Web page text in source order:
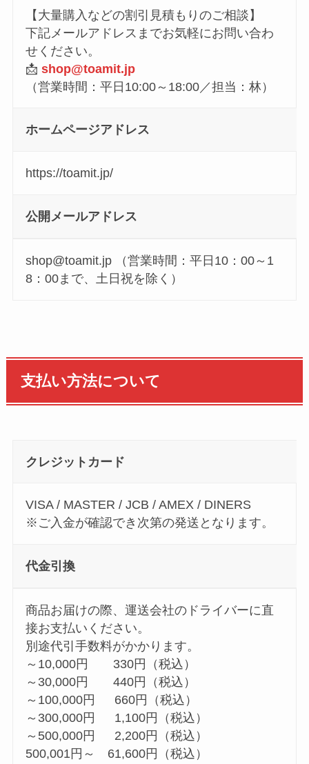
【大量購入などの割引見積もりのご相談】
下記メールアドレスまでお気軽にお問い合わ
せください。
📩 shop@toamit.jp
（営業時間：平日10:00～18:00／担当：林）
ホームページアドレス
https://toamit.jp/
公開メールアドレス
shop@toamit.jp （営業時間：平日10：00～1
8：00まで、土日祝を除く）
支払い方法について
クレジットカード
VISA / MASTER / JCB / AMEX / DINERS
※ご入金が確認でき次第の発送となります。
代金引換
商品お届けの際、運送会社のドライバーに直
接お支払いください。
別途代引手数料がかかります。
～10,000円 330円（税込）
～30,000円 440円（税込）
～100,000円 660円（税込）
～300,000円 1,100円（税込）
～500,000円 2,200円（税込）
500,001円～ 61,600円（税込）